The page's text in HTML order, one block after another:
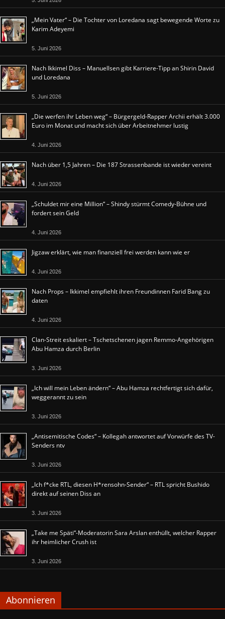
„Mein Vater“ – Die Tochter von Loredana sagt bewegende Worte zu
Karim Adeyemi
5. Juni 2026
Nach Ikkimel Diss – Manuellsen gibt Karriere-Tipp an Shirin David
und Loredana
5. Juni 2026
„Die werfen ihr Leben weg“ – Bürgergeld-Rapper Archii erhält 3.000
Euro im Monat und macht sich über Arbeitnehmer lustig
4. Juni 2026
Nach über 1,5 Jahren – Die 187 Strassenbande ist wieder vereint
4. Juni 2026
„Schuldet mir eine Million“ – Shindy stürmt Comedy-Bühne und
fordert sein Geld
4. Juni 2026
Jigzaw erklärt, wie man finanziell frei werden kann wie er
4. Juni 2026
Nach Props – Ikkimel empfiehlt ihren Freundinnen Farid Bang zu
daten
4. Juni 2026
Clan-Streit eskaliert – Tschetschenen jagen Remmo-Angehörigen
Abu Hamza durch Berlin
3. Juni 2026
„Ich will mein Leben ändern“ – Abu Hamza rechtfertigt sich dafür,
weggerannt zu sein
3. Juni 2026
„Antisemitische Codes“ – Kollegah antwortet auf Vorwürfe des TV-
Senders ntv
3. Juni 2026
„Ich f*cke RTL, diesen H*rensohn-Sender“ – RTL spricht Bushido
direkt auf seinen Diss an
3. Juni 2026
„Take me Späti“-Moderatorin Sara Arslan enthüllt, welcher Rapper
ihr heimlicher Crush ist
3. Juni 2026
Abonnieren